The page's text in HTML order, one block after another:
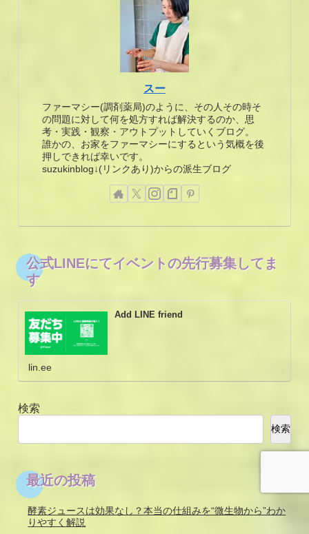
スー
ファーマシー(調剤薬局)のように、その人その時そ
の問題に対して何を処方すれば解決するのか、思
考・実践・観察・アウトプットしていくブログ。
誰かの、お家をファーマシーにするという気概を後
押しできれば幸いです。
suzukinblog↓(リンクあり)からの派生ブログ
公式LINEにてイベントの先行募集してま
す
Add LINE friend
lin.ee
検索
検索
最近の投稿
酵素ジュースは効果なし？本当の仕組みを“微生物から”わか
りやすく解説